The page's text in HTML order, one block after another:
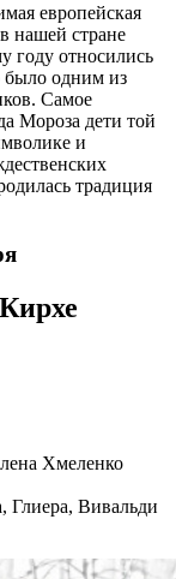
европейская
нашей стране
году относились
было одним из
Самое
Мороза дети той
и
традиция
Хмеленко
Глиера, Вивальди